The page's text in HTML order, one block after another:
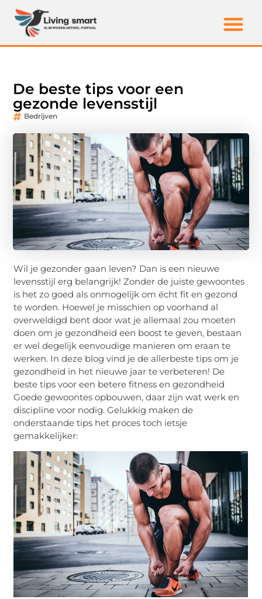
De beste tips voor een
gezonde levensstijl
Bedrijven
Wil je gezonder gaan leven? Dan is een nieuwe
levensstijl erg belangrijk! Zonder de juiste gewoontes
is het zo goed als onmogelijk om écht fit en gezond
te worden. Hoewel je misschien op voorhand al
overweldigd bent door wat je allemaal zou moeten
doen om je gezondheid een boost te geven, bestaan
er wel degelijk eenvoudige manieren om eraan te
werken. In deze blog vind je de allerbeste tips om je
gezondheid in het nieuwe jaar te verbeteren! De
beste tips voor een betere fitness en gezondheid
Goede gewoontes opbouwen, daar zijn wat werk en
discipline voor nodig. Gelukkig maken de
onderstaande tips het proces toch ietsje
gemakkelijker: